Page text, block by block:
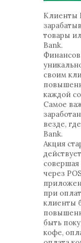
Клиенты
товары
Bank.
своим
каждой
Самое
везде,
Bank.
Акция
совершая
через
при
клиенты
быть
кофе,